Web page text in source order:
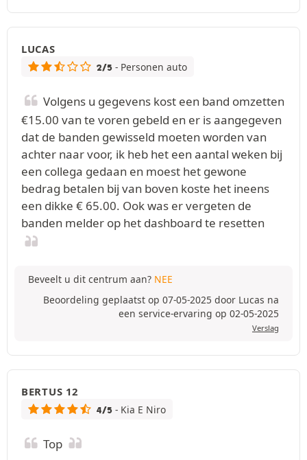
LUCAS
2/5 - Personen auto
Volgens u gegevens kost een band omzetten
€15.00 van te voren gebeld en er is aangegeven
dat de banden gewisseld moeten worden van
achter naar voor, ik heb het een aantal weken bij
een collega gedaan en moest het gewone
bedrag betalen bij van boven koste het ineens
een dikke € 65.00. Ook was er vergeten de
banden melder op het dashboard te resetten
Beveelt u dit centrum aan? NEE
Beoordeling geplaatst op 07-05-2025 door Lucas na
een service-ervaring op 02-05-2025
Verslag
BERTUS 12
4/5 - Kia E Niro
Top